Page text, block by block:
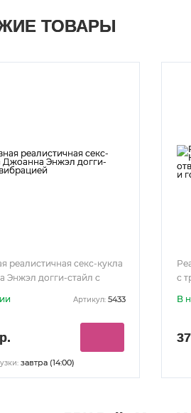
ТОВАРЫ
реалистичная секс-кукла
Энжэл догги-стайл с
Артикул: 5433
завтра (14:00)
с
В